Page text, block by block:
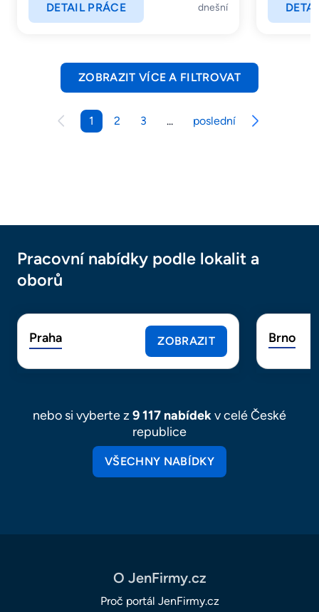
DETAIL PRÁCE dnešní
ZOBRAZIT VÍCE A FILTROVAT
1 2 3 ... poslední
Pracovní nabídky podle lokalit a
oborů
Praha ZOBRAZIT Brno
nebo si vyberte z 9 117 nabídekv celé České
republice
VŠECHNY NABÍDKY
O JenFirmy.cz
Proč portál JenFirmy.cz